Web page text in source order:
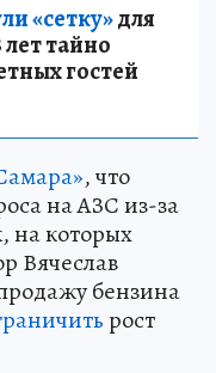
«сетку»для
тайно
гостей
, что
на АЗС из-за
на которых
Вячеслав
бензина
рост